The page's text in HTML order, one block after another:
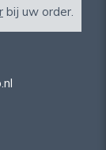
bij uw order.